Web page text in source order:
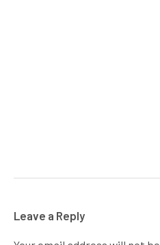
Leave a Reply